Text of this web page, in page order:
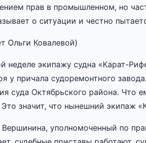
прав в промышленном, но
о ситуации и честно
Ольги Ковалевой)
неделе экипажу судна «Карат-
у причала судоремонтного
суда Октябрьского района. Что
Это значит, что нынешний экипаж
уполномоченный по